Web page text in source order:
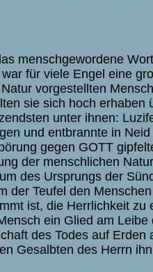
menschgewordene
für viele Engel eine
vorgestellten
sie sich hoch erhaben
unter ihnen:
und entbrannte in
gegen GOTT
der menschlichen
des Ursprungs der
der Teufel den
ist, die Herrlichkeit zu
ein Glied am Leibe
des Todes auf Erden
Gesalbten des Herrn